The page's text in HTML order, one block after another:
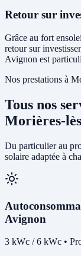
Retour sur
Grâce au fort
retour sur
Avignon est
Nos prestations à
Tous nos
Morières-
Du particulier au
solaire adaptée à
Avignon
3 kWc / 6 kWc •